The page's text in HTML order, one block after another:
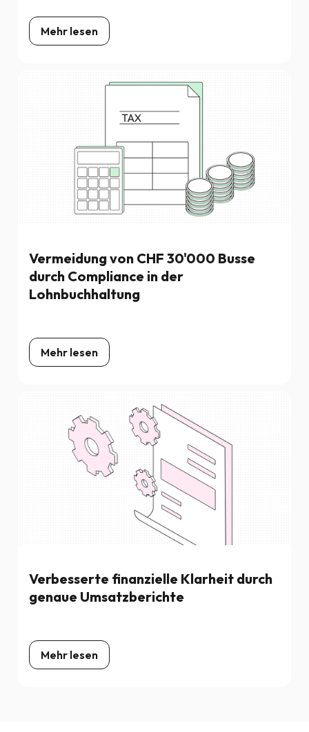
Mehr lesen
Vermeidung von CHF 30'000 Busse
durch Compliance in der
Lohnbuchhaltung
Mehr lesen
Verbesserte finanzielle Klarheit durch
genaue Umsatzberichte
Mehr lesen